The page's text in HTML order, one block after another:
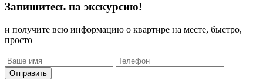
Запишитесь на экскурсию!
и получите всю информацию о квартире на месте, быстро,
просто
Отправить